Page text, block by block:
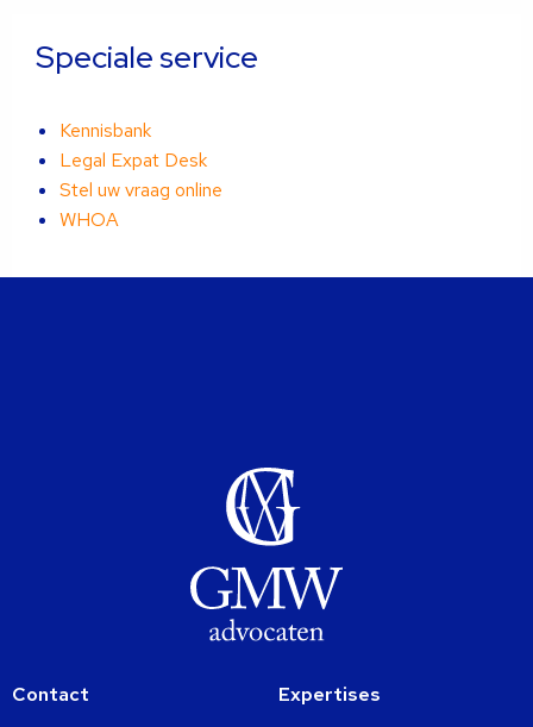
Speciale service
Kennisbank
Legal Expat Desk
Stel uw vraag online
WHOA
Contact
Expertises